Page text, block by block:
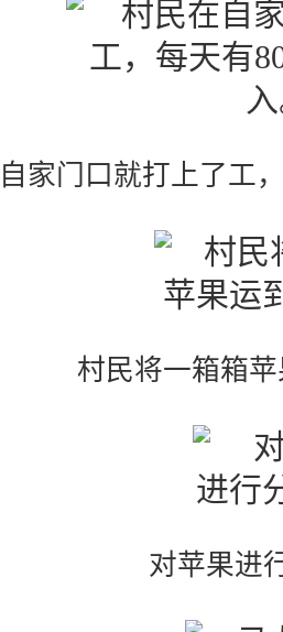
家门口就打上了工
村民将一箱箱
对苹果进